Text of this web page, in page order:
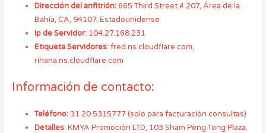
Dirección del anfitrión:665 Third Street # 207, Área de la
Bahía, CA, 94107, Estadounidense
Ip de Servidor: 104.27.168.231
Etiqueta Servidores:fred.ns.cloudflare.com,
rihana.ns.cloudflare.com
Información de contacto:
Teléfono:31 20 5315777 (solo para facturación consultas)
Detalles:KMYA Promoción LTD, 103 Sham Peng Tong Plaza,